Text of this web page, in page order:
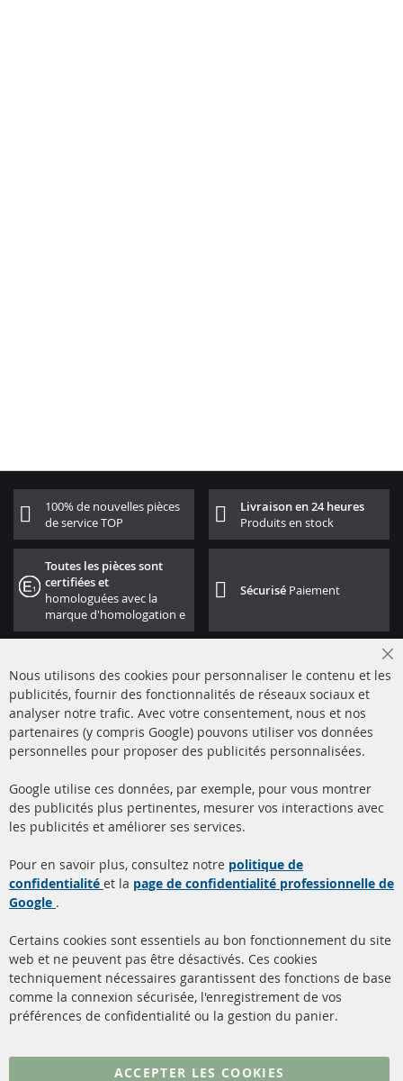
100% de nouvelles pièces
de service TOP
Livraison en 24 heures
Produits en stock
Toutes les pièces sont
certifiées et
homologuées avec la
marque d'homologation e
Sécurisé Paiement
+49 (0) 4533 799000
info@contra-automotive.de
facebook
instagram
Filtres à particules diesel
(FPD)
Catalyseur (CAT)
Capteurs
Matériel de montage
à propos de nous
livraison
Contact
Résilier le contrat
Plus de liens
Nous utilisons des cookies pour personnaliser le contenu et les
publicités, fournir des fonctionnalités de réseaux sociaux et
analyser notre trafic. Avec votre consentement, nous et nos
partenaires (y compris Google) pouvons utiliser vos données
personnelles pour proposer des publicités personnalisées.
Google utilise ces données, par exemple, pour vous montrer
des publicités plus pertinentes, mesurer vos interactions avec
les publicités et améliorer ses services.
Pour en savoir plus, consultez notre politique de
confidentialité et la page de confidentialité professionnelle de
Google .
Certains cookies sont essentiels au bon fonctionnement du site
web et ne peuvent pas être désactivés. Ces cookies
techniquement nécessaires garantissent des fonctions de base
comme la connexion sécurisée, l'enregistrement de vos
préférences de confidentialité ou la gestion du panier.
ACCEPTER LES COOKIES